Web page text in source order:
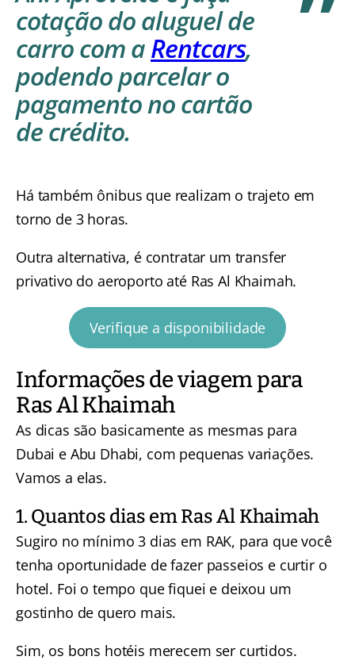
cotação do aluguel de
carro com aRentcars,
podendo parcelar o
pagamento no cartão
de crédito.
Há também ônibus que realizam o trajeto em
torno de 3 horas.
Outra alternativa, é contratar um transfer
privativo do aeroporto até Ras Al Khaimah.
Verifique a disponibilidade
Informações de viagem para
Ras Al Khaimah
As dicas são basicamente as mesmas para
Dubai e Abu Dhabi, com pequenas variações.
Vamos a elas.
1. Quantos dias em Ras Al Khaimah
Sugiro no mínimo 3 dias em RAK, para que você
tenha oportunidade de fazer passeios e curtir o
hotel. Foi o tempo que fiquei e deixou um
gostinho de quero mais.
Sim, os bons hotéis merecem ser curtidos.